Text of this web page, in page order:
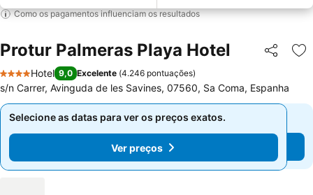
Como os pagamentos influenciam os resultados
Protur Palmeras Playa Hotel Partilhar
4 Estrelas
Hotel 9,0 Excelente (4.246 pontuações)
s/n Carrer, Avinguda de les Savines, 07560, Sa Coma, Espanha
Selecione as datas para ver os preços exatos.
Ver preços
Selecione as datas para ver os preços exatos.
Ver preços